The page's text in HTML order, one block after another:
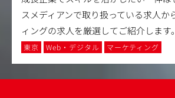
スメディアンで取り扱っている求人か
ィングの求人を厳選してご紹介します。
東京 Web・デジタル マーケティング